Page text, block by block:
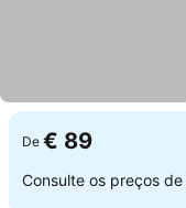
De € 89
Consulte os preços de